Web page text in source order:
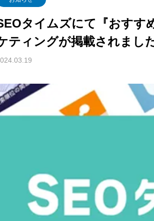
BtoB Marketing
BtoBマーケティング支援
タイムズにて『おすす
ティングが掲載されまし